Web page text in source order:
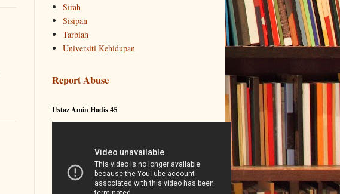
Sirah
Sisipan
Tarbiah
Universiti Kehidupan
Report Abuse
Ustaz Amin Hadis 45